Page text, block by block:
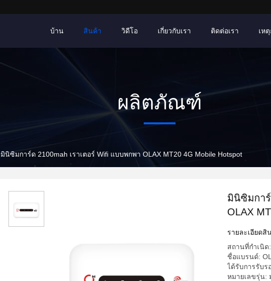
บ้าน สินค้า วิดีโอ เกี่ยวกับเรา ติดต่อเรา เห
ผลิตภัณฑ์
มินิซิมการ์ด 2100mah เราเตอร์ Wifi แบบพกพา OLAX MT20 4G Mobile Hotspot
มินิซิมการ์
OLAX
รายละเอียดสิ
สถานที่กำเนิด
ชื่อแบรนด์:
ได้รับการรับร
หมายเลขรุ่น: